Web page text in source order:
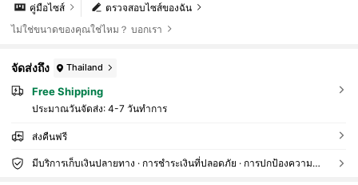
ตรวจสอบไซส์ของฉัน
คู่มือไซส์
ไม่ใช่ขนาดของคุณใช่ไหม？ บอกเรา
จัดส่งถึง Thailand
Free Shipping
ประมาณวันจัดส่ง: 4-7 วันทำการ
ส่งคืนฟรี
มีบริการเก็บเงินปลายทาง · การชำระเงินที่ปลอดภัย · การปกป้องความเป็นส่วนตัว